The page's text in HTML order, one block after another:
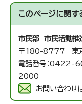
このページに関す
市民部 市民活動推
〒180-8777 東
電話番号：0422-
2000
お問い合わせ